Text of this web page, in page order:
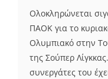
Ολοκληρώνεται
ΠΑΟΚ για το
Ολυμπιακό στην
της Σούπερ
συνεργάτες του